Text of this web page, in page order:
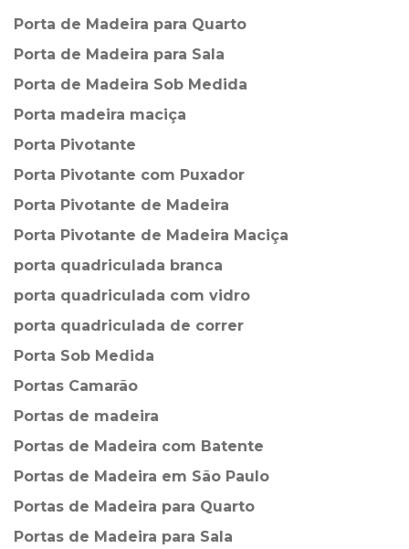
Porta de Madeira para Quarto
Porta de Madeira para Sala
Porta de Madeira Sob Medida
Porta madeira maciça
Porta Pivotante
Porta Pivotante com Puxador
Porta Pivotante de Madeira
Porta Pivotante de Madeira Maciça
porta quadriculada branca
porta quadriculada com vidro
porta quadriculada de correr
Porta Sob Medida
Portas Camarão
Portas de madeira
Portas de Madeira com Batente
Portas de Madeira em São Paulo
Portas de Madeira para Quarto
Portas de Madeira para Sala